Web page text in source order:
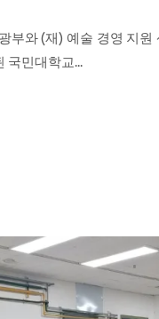
부와 (재) 예술 경영 지
국민대학교...